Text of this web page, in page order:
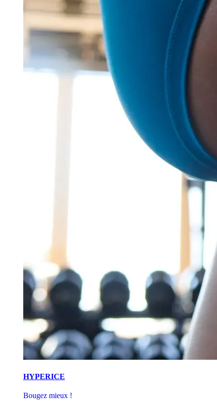
HYPERICE
Bougez mieux !